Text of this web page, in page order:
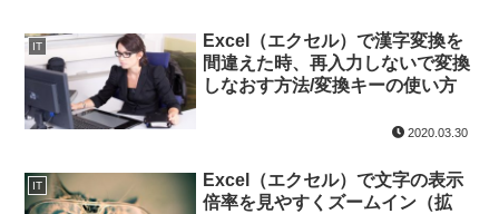
IT
Excel（エクセル）で漢字変換を
間違えた時、再入力しないで変換
しなおす方法/変換キーの使い方
2020.03.30
IT
Excel（エクセル）で文字の表示
倍率を見やすくズームイン（拡